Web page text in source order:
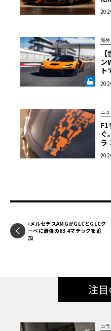
海
ン
《
ニ
ぐ
ラ
メルセデスAMGがGLCとGLCク
ーペに最強の63 4マチックを追
加
注
コ